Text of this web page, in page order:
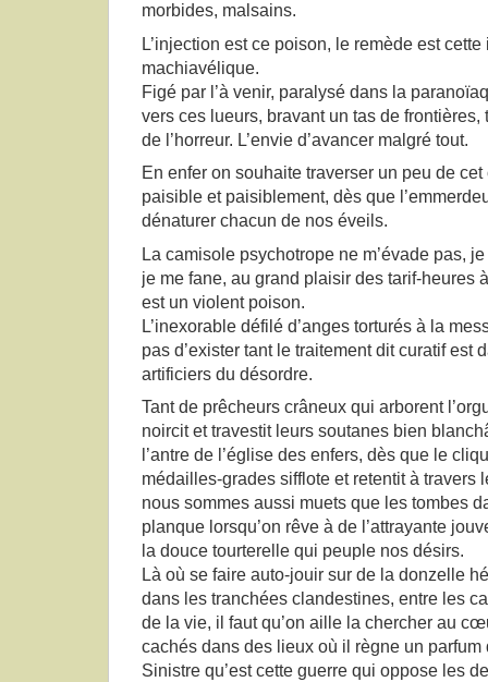
morbides, malsains.
L’injection est ce poison, le remède est
machiavélique.
Figé par l’à venir, paralysé dans la
vers ces lueurs, bravant un tas de
de l’horreur. L’envie d’avancer malgré tout.
En enfer on souhaite traverser un peu de
paisible et paisiblement, dès que
dénaturer chacun de nos éveils.
La camisole psychotrope ne m’évade pas,
je me fane, au grand plaisir des tarif-heures
est un violent poison.
L’inexorable défilé d’anges torturés à la
pas d’exister tant le traitement dit curatif est
artificiers du désordre.
Tant de prêcheurs crâneux qui arborent
noircit et travestit leurs soutanes bien
l’antre de l’église des enfers, dès que le
médailles-grades sifflote et retentit à travers
nous sommes aussi muets que les tombes
planque lorsqu’on rêve à de l’attrayante
la douce tourterelle qui peuple nos désirs.
Là où se faire auto-jouir sur de la donzelle
dans les tranchées clandestines, entre les
de la vie, il faut qu’on aille la chercher au
cachés dans des lieux où il règne un parfum
Sinistre qu’est cette guerre qui oppose les